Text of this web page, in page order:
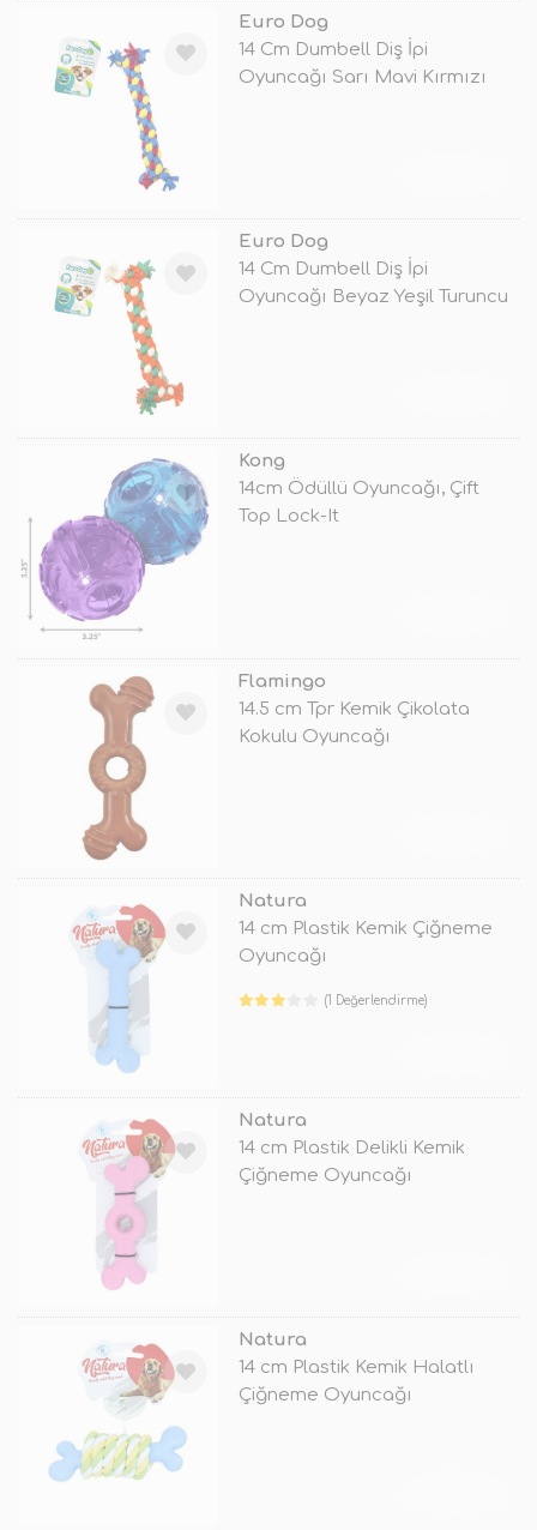
Euro Dog
14 Cm Dumbell Diş İpi
Oyuncağı Sarı Mavi Kırmızı
Euro Dog
14 Cm Dumbell Diş İpi
Oyuncağı Beyaz Yeşil Turuncu
Kong
14cm Ödüllü Oyuncağı, Çift
Top Lock-It
Flamingo
14.5 cm Tpr Kemik Çikolata
Kokulu Oyuncağı
Natura
14 cm Plastik Kemik Çiğneme
Oyuncağı
(1 Değerlendirme)
Natura
14 cm Plastik Delikli Kemik
Çiğneme Oyuncağı
Natura
14 cm Plastik Kemik Halatlı
Çiğneme Oyuncağı